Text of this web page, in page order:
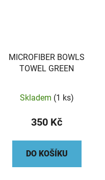
MICROFIBER BOWLS
TOWEL GREEN
Skladem (1 ks)
350 Kč
DO KOŠÍKU